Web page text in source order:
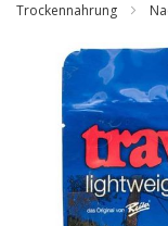
zum
Trockennahrung
Bildergalerie
springen